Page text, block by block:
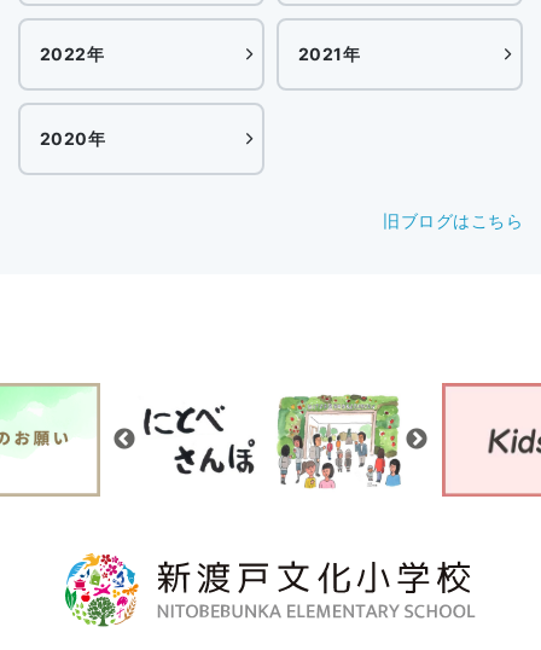
2022年 2021年
2020年
旧ブログはこちら